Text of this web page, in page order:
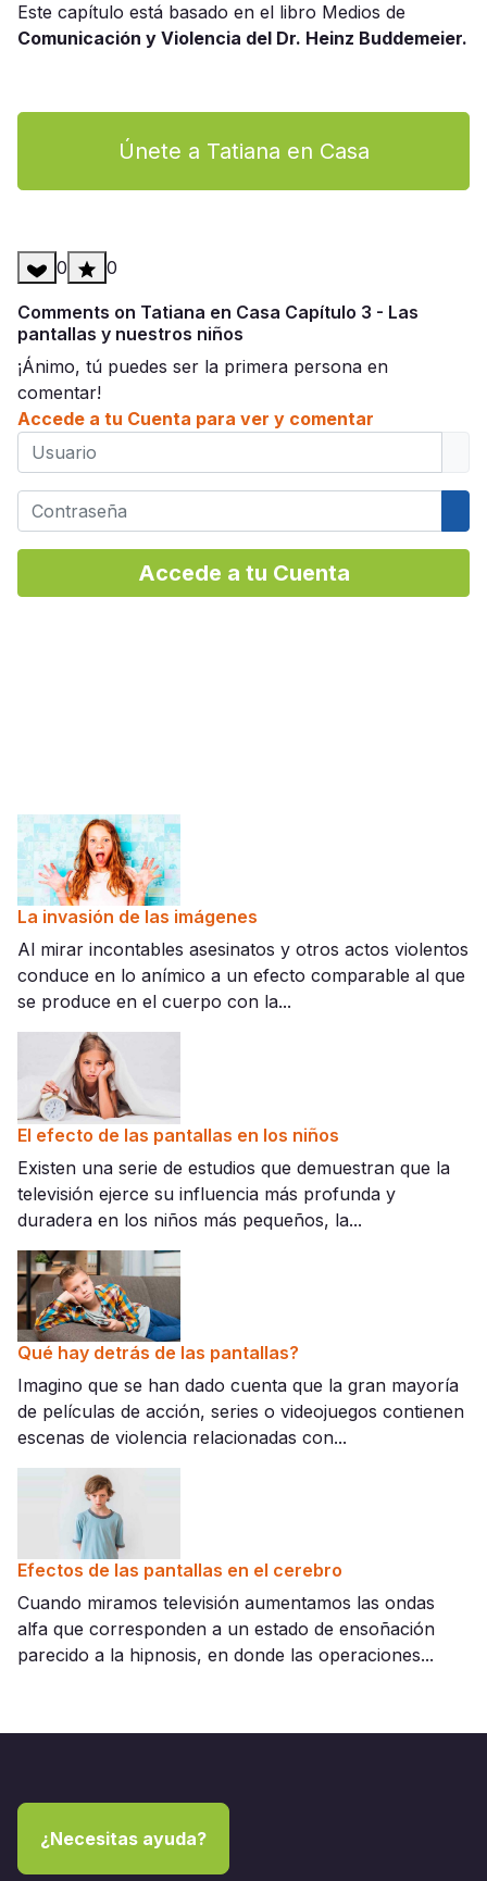
Este capítulo está basado en el libro Medios de
Comunicación y Violencia del Dr. Heinz Buddemeier.
Únete a Tatiana en Casa
0 0
Comments on Tatiana en Casa Capítulo 3 - Las
pantallas y nuestros niños
¡Ánimo, tú puedes ser la primera persona en
comentar!
Accede a tu Cuenta para ver y comentar
Usuario
Contraseña
Accede a tu Cuenta
La invasión de las imágenes
Al mirar incontables asesinatos y otros actos violentos
conduce en lo anímico a un efecto comparable al que
se produce en el cuerpo con la...
El efecto de las pantallas en los niños
Existen una serie de estudios que demuestran que la
televisión ejerce su influencia más profunda y
duradera en los niños más pequeños, la...
Qué hay detrás de las pantallas?
Imagino que se han dado cuenta que la gran mayoría
de películas de acción, series o videojuegos contienen
escenas de violencia relacionadas con...
Efectos de las pantallas en el cerebro
Cuando miramos televisión aumentamos las ondas
alfa que corresponden a un estado de ensoñación
parecido a la hipnosis, en donde las operaciones...
¿Necesitas ayuda?